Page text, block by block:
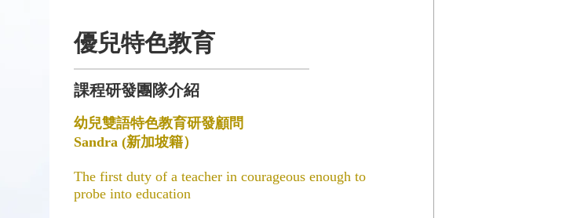
優兒特色教育
課程研發團隊介紹
幼兒雙語特色教育研發顧問
Sandra (新加坡籍）
The first duty of a teacher in courageous enough to
probe into education